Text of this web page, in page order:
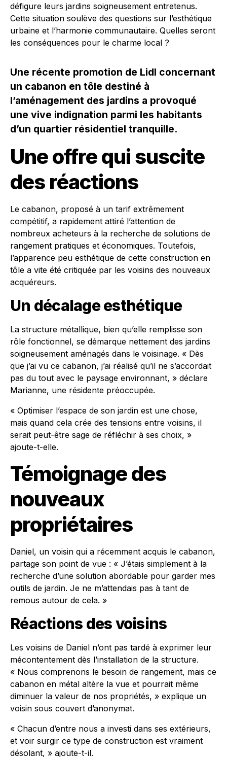
défigure leurs jardins soigneusement entretenus.
Cette situation soulève des questions sur l’esthétique
urbaine et l’harmonie communautaire. Quelles seront
les conséquences pour le charme local ?
Une récente promotion de Lidl concernant
un cabanon en tôle destiné à
l’aménagement des jardins a provoqué
une vive indignation parmi les habitants
d’un quartier résidentiel tranquille.
Une offre qui suscite
des réactions
Le cabanon, proposé à un tarif extrêmement
compétitif, a rapidement attiré l’attention de
nombreux acheteurs à la recherche de solutions de
rangement pratiques et économiques. Toutefois,
l’apparence peu esthétique de cette construction en
tôle a vite été critiquée par les voisins des nouveaux
acquéreurs.
Un décalage esthétique
La structure métallique, bien qu’elle remplisse son
rôle fonctionnel, se démarque nettement des jardins
soigneusement aménagés dans le voisinage. « Dès
que j’ai vu ce cabanon, j’ai réalisé qu’il ne s’accordait
pas du tout avec le paysage environnant, » déclare
Marianne, une résidente préoccupée.
« Optimiser l’espace de son jardin est une chose,
mais quand cela crée des tensions entre voisins, il
serait peut-être sage de réfléchir à ses choix, »
ajoute-t-elle.
Témoignage des
nouveaux
propriétaires
Daniel, un voisin qui a récemment acquis le cabanon,
partage son point de vue : « J’étais simplement à la
recherche d’une solution abordable pour garder mes
outils de jardin. Je ne m’attendais pas à tant de
remous autour de cela. »
Réactions des voisins
Les voisins de Daniel n’ont pas tardé à exprimer leur
mécontentement dès l’installation de la structure.
« Nous comprenons le besoin de rangement, mais ce
cabanon en métal altère la vue et pourrait même
diminuer la valeur de nos propriétés, » explique un
voisin sous couvert d’anonymat.
« Chacun d’entre nous a investi dans ses extérieurs,
et voir surgir ce type de construction est vraiment
désolant, » ajoute-t-il.